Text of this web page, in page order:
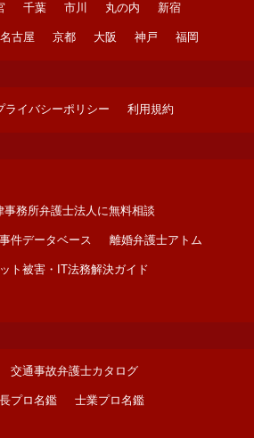
千葉 市川 丸の内 新宿
名古屋 京都 大阪 神戸 福岡
ライバシーポリシー 利用規約
務所弁護士法人に無料相談
件データベース 離婚弁護士アトム
ト被害・IT法務解決ガイド
交通事故弁護士カタログ
プロ名鑑 士業プロ名鑑